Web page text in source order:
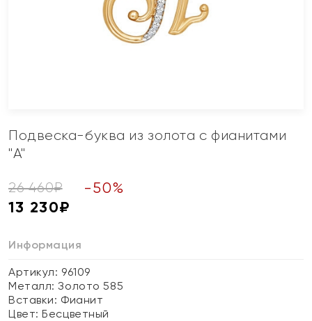
Подвеска-буква из золота с фианитами
"А"
26 460₽ -50%
13 230₽
Информация
Артикул: 96109
Металл:Золото 585
Вставки: Фианит
Цвет:Бесцветный